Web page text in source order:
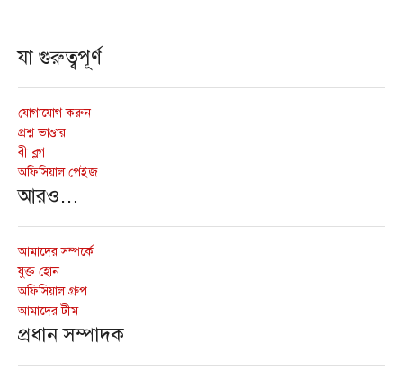
যা গুরুত্বপূর্ণ
যোগাযোগ করুন
প্রশ্ন ভাণ্ডার
বী ব্লগ
অফিসিয়াল পেইজ
আরও…
আমাদের সম্পর্কে
যুক্ত হোন
অফিসিয়াল গ্রুপ
আমাদের টীম
প্রধান সম্পাদক